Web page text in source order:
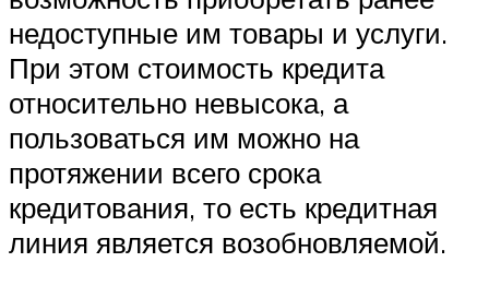
недоступные им товары и услуги.
При этом стоимость кредита
относительно невысока, а
пользоваться им можно на
протяжении всего срока
кредитования, то есть кредитная
линия является возобновляемой.